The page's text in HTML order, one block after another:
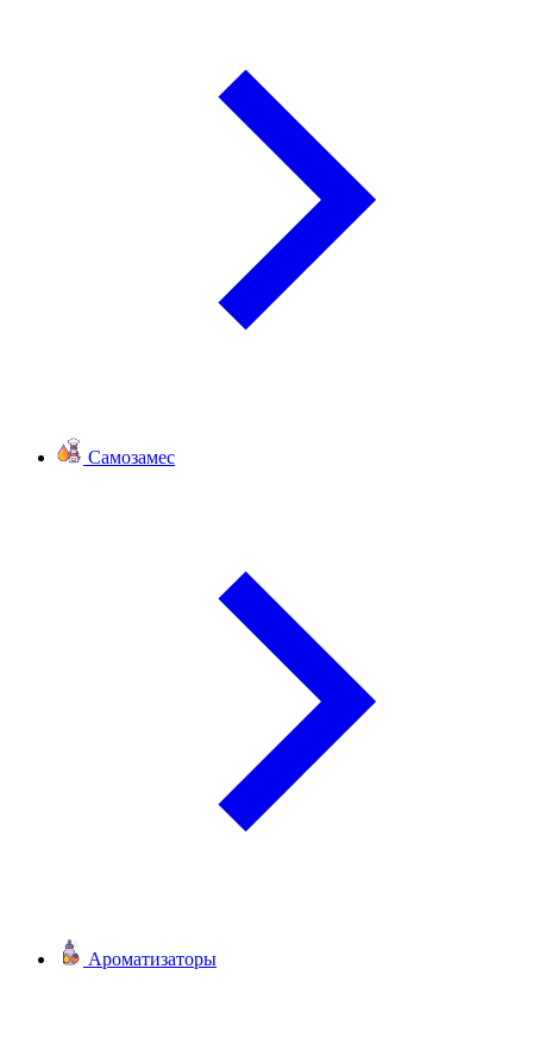
Самозамес
Ароматизаторы